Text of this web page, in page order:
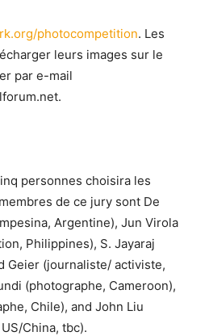
photocompetition. Les
leurs images sur le
par e-mail
personnes choisira les
de ce jury sont De
Argentine), Jun Virola
Philippines), S. Jayaraj
Geier (journaliste/ activiste,
(photographe, Cameroon),
Chile), and John Liu
China, tbc).